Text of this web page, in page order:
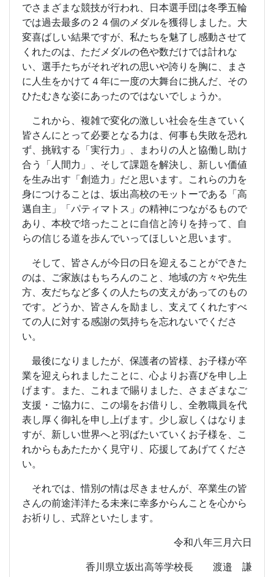
でさまざまな競技が行われ、日本選手団は冬季五輪
では過去最多の２４個のメダルを獲得しました。大
変喜ばしい結果ですが、私たちを魅了し感動させて
くれたのは、ただメダルの色や数だけでは計れな
い、選手たちがそれぞれの思いや誇りを胸に、まさ
に人生をかけて４年に一度の大舞台に挑んだ、その
ひたむきな姿にあったのではないでしょうか。
これから、複雑で変化の激しい社会を生きていく
皆さんにとって必要となる力は、何事も失敗を恐れ
ず、挑戦する「実行力」、まわりの人と協働し助け
合う「人間力」、そして課題を解決し、新しい価値
を生み出す「創造力」だと思います。これらの力を
身につけることは、坂出高校のモットーである「高
邁自主」「パティマトス」の精神につながるもので
あり、本校で培ったことに自信と誇りを持って、自
らの信じる道を歩んでいってほしいと思います。
そして、皆さんが今日の日を迎えることができた
のは、ご家族はもちろんのこと、地域の方々や先生
方、友だちなど多くの人たちの支えがあってのもの
です。どうか、皆さんを励まし、支えてくれたすべ
ての人に対する感謝の気持ちを忘れないでくださ
い。
最後になりましたが、保護者の皆様、お子様が卒
業を迎えられましたことに、心よりお喜びを申し上
げます。また、これまで賜りました、さまざまなご
支援・ご協力に、この場をお借りし、全教職員を代
表し厚く御礼を申し上げます。少し寂しくはなりま
すが、新しい世界へと羽ばたいていくお子様を、こ
れからもあたたかく見守り、応援してあげてくださ
い。
それでは、惜別の情は尽きませんが、卒業生の皆
さんの前途洋洋たる未来に幸多からんことを心から
お祈りし、式辞といたします。
令和八年三月六日
香川県立坂出高等学校長 渡邉 謙